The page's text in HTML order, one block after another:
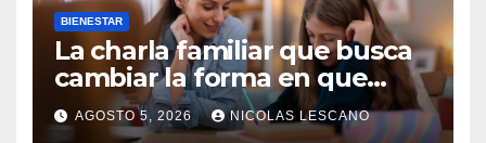
BIENESTAR
La charla familiar que busca
cambiar la forma en que
educamos a nuestros hijos
sobre el dinero
AGOSTO 5, 2026 NICOLAS LESCANO